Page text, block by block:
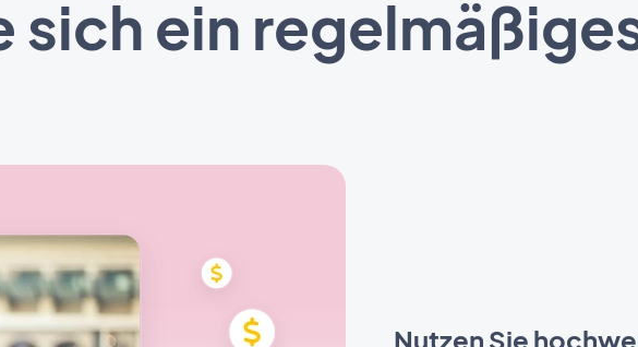
sich ein
Nutzen Sie